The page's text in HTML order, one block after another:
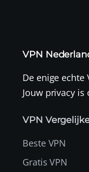
VPN
De enige echte
Jouw privacy is
VPN
Beste VPN
Gratis VPN